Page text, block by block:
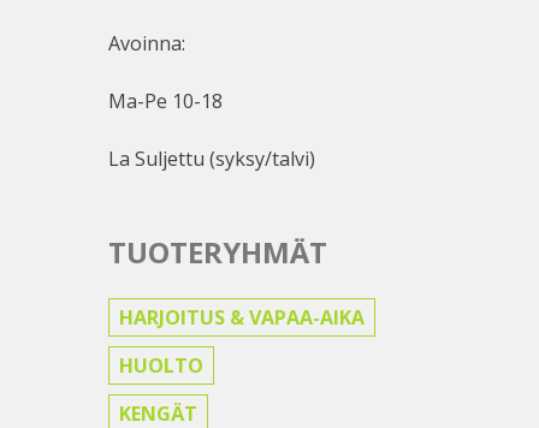
Avoinna:
Ma-Pe 10-18
La Suljettu (syksy/talvi)
TUOTERYHMÄT
HARJOITUS & VAPAA-AIKA
HUOLTO
KENGÄT